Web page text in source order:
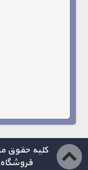
کلیه حقوق
فروشگاه